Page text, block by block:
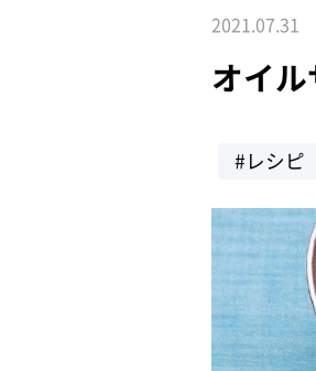
2021.07.31
オイ
#レシピ